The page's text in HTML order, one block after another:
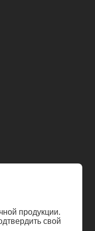
продукции.
свой